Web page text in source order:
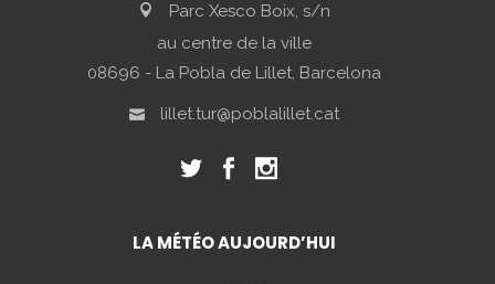
Parc Xesco Boix, s/n
au centre de la ville
08696 - La Pobla de Lillet, Barcelona
lillet.tur@poblalillet.cat
LA MÉTÉO AUJOURD’HUI